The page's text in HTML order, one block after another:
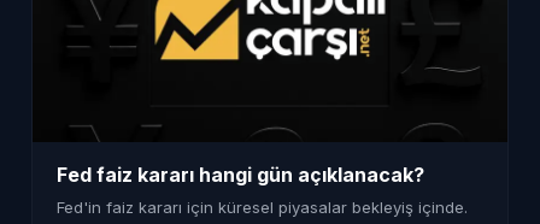
Fed faiz kararı hangi gün açıklanacak?
Fed'in faiz kararı için küresel piyasalar bekleyiş içinde.